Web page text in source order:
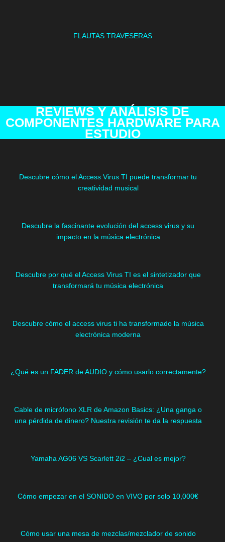
FLAUTAS TRAVESERAS
REVIEWS Y ANÁLISIS DE
COMPONENTES HARDWARE PARA
ESTUDIO
Descubre cómo el Access Virus TI puede transformar tu
creatividad musical
Descubre la fascinante evolución del access virus y su
impacto en la música electrónica
Descubre por qué el Access Virus TI es el sintetizador que
transformará tu música electrónica
Descubre cómo el access virus ti ha transformado la música
electrónica moderna
¿Qué es un FADER de AUDIO y cómo usarlo correctamente?
Cable de micrófono XLR de Amazon Basics: ¿Una ganga o
una pérdida de dinero? Nuestra revisión te da la respuesta
Yamaha AG06 VS Scarlett 2i2 – ¿Cual es mejor?
Cómo empezar en el SONIDO en VIVO por solo 10,000€
Cómo usar una mesa de mezclas/mezclador de sonido